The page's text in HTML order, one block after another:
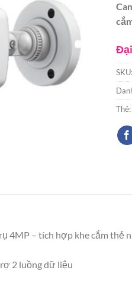
SKU:
Thẻ:
4MP – tích hợp khe cắm thẻ
2 luồng dữ liệu